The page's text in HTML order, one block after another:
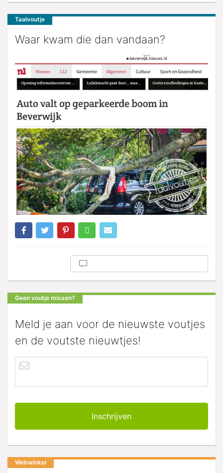
Taalvoutje
Waar kwam die dan vandaan?
Geen voutje missen?
Meld je aan voor de nieuwste voutjes
en de voutste nieuwtjes!
Webwinkel